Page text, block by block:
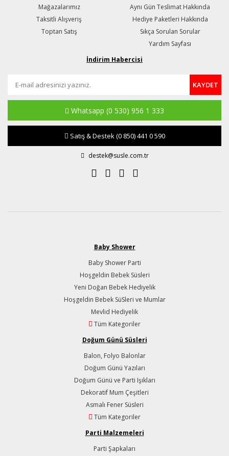
Mağazalarımız
Taksitli Alışveriş
Toptan Satış
Aynı Gün Teslimat Hakkında
Hediye Paketleri Hakkında
Sıkça Sorulan Sorular
Yardım Sayfası
İndirim Habercisi
KAYDET
Whatsapp (0 530) 956 1 333
Satış & Destek(0 850) 441 0 590
destek@susle.com.tr
Baby Shower
Baby Shower Parti
Hoşgeldin Bebek Süsleri
Yeni Doğan Bebek Hediyelik
Hoşgeldin Bebek SüSleri ve Mumlar
Mevlid Hediyelik
Tüm Kategoriler
Doğum Günü Süsleri
Balon, Folyo Balonlar
Doğum Günü Yazıları
Doğum Günü ve Parti Işıkları
Dekoratif Mum Çeşitleri
Asmalı Fener Süsleri
Tüm Kategoriler
Parti Malzemeleri
Parti Şapkaları